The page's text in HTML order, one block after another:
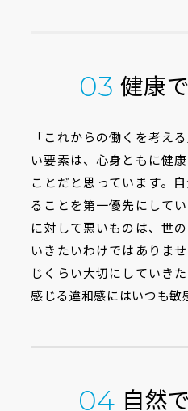
03 健康
「これからの働くを考え
い要素は、心身ともに健
ことだと思っています。
ることを第一優先にして
に対して悪いものは、世
いきたいわけではありま
じくらい大切にしていき
感じる違和感にはいつも敏
04 自然